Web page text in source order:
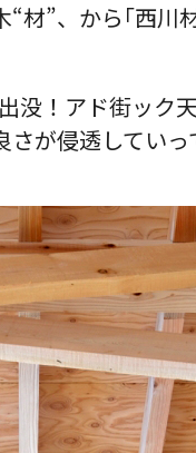
材”、から｢西川
没！アド街ック
が侵透していっ